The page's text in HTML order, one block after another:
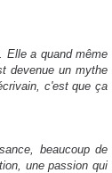
Elle a quand même
devenue un mythe
c'est que ça
beaucoup de
une passion qui